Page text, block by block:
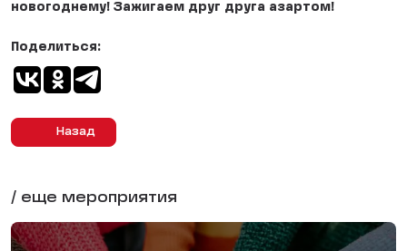
новогоднему! Зажигаем друг друга азартом!
Назад
Поделиться:
/ еще мероприятия